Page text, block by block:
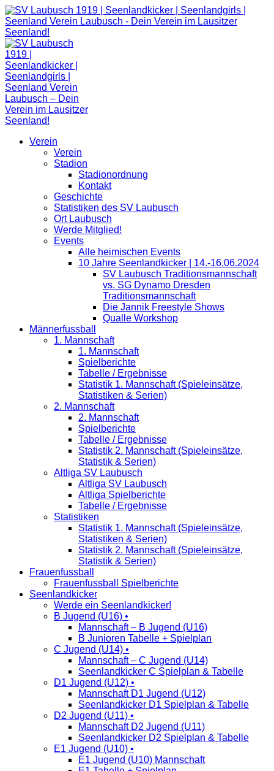
Zum
Inhalt
springen
Verein
Verein
Stadion
Stadionordnung
Kontakt
Geschichte
Statistiken des SV Laubusch
Ort Laubusch
Werde Mitglied!
Events
Alle heimischen Events
10 Jahre Seenlandkicker | 14.-16.06.2024
SV Laubusch Traditionsmannschaft
vs. SG Dynamo Dresden
Traditionsmannschaft
Die Jannik Freestyle Shows
Qualle Workshop
Männerfussball
1. Mannschaft
1. Mannschaft
Spielberichte
Tabelle / Ergebnisse
Statistik 1. Mannschaft (Spieleinsätze,
Statistiken & Serien)
2. Mannschaft
2. Mannschaft
Spielberichte
Tabelle / Ergebnisse
Statistik 2. Mannschaft (Spieleinsätze,
Statistik & Serien)
Altliga SV Laubusch
Altliga SV Laubusch
Altliga Spielberichte
Tabelle / Ergebnisse
Statistiken
Statistik 1. Mannschaft (Spieleinsätze,
Statistiken & Serien)
Statistik 2. Mannschaft (Spieleinsätze,
Statistik & Serien)
Frauenfussball
Frauenfussball Spielberichte
Seenlandkicker
Werde ein Seenlandkicker!
B Jugend (U16) •
Mannschaft – B Jugend (U16)
B Junioren Tabelle + Spielplan
C Jugend (U14) •
Mannschaft – C Jugend (U14)
Seenlandkicker C Spielplan & Tabelle
D1 Jugend (U12) •
Mannschaft D1 Jugend (U12)
Seenlandkicker D1 Spielplan & Tabelle
D2 Jugend (U11) •
Mannschaft D2 Jugend (U11)
Seenlandkicker D2 Spielplan & Tabelle
E1 Jugend (U10) •
E1 Jugend (U10) Mannschaft